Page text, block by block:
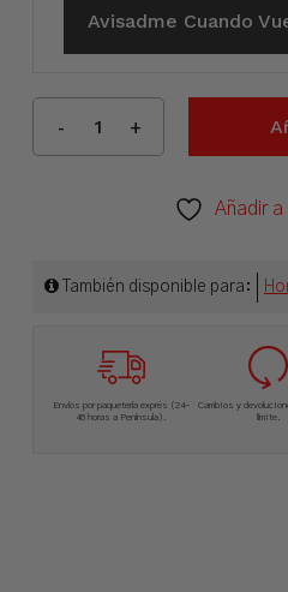
Avisadme Cuando
Añadir
También disponible para:
Envíos por paquetería exprés (24-
48 horas a Península).
Cambios y
límite.